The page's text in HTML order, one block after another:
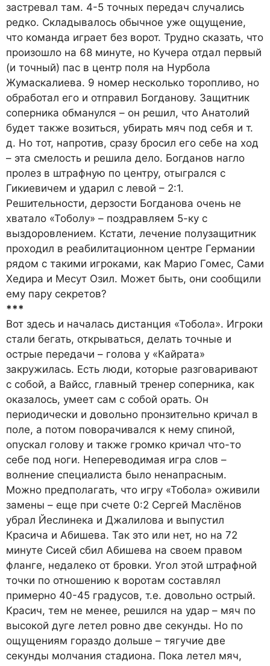
застревал там. 4-5 точных передач случались
редко. Складывалось обычное уже ощущение,
что команда играет без ворот. Трудно сказать, что
произошло на 68 минуте, но Кучера отдал первый
(и точный) пас в центр поля на Нурбола
Жумаскалиева. 9 номер несколько торопливо, но
обработал его и отправил Богданову. Защитник
соперника обманулся – он решил, что Анатолий
будет также возиться, убирать мяч под себя и т.
д. Но тот, напротив, сразу бросил его себе на ход
– эта смелость и решила дело. Богданов нагло
пролез в штрафную по центру, отыгрался с
Гикиевичем и ударил с левой – 2:1.
Решительности, дерзости Богданова очень не
хватало «Тоболу» – поздравляем 5-ку с
выздоровлением. Кстати, лечение полузащитник
проходил в реабилитационном центре Германии
рядом с такими игроками, как Марио Гомес, Сами
Хедира и Месут Озил. Может быть, они сообщили
ему пару секретов?
***
Вот здесь и началась дистанция «Тобола». Игроки
стали бегать, открываться, делать точные и
острые передачи – голова у «Кайрата»
закружилась. Есть люди, которые разговаривают
с собой, а Вайсс, главный тренер соперника, как
оказалось, умеет сам с собой орать. Он
периодически и довольно пронзительно кричал в
поле, а потом поворачивался к нему спиной,
опускал голову и также громко кричал что-то
себе под ноги. Непереводимая игра слов –
волнение специалиста было ненапрасным.
Можно предполагать, что игру «Тобола» оживили
замены – еще при счете 0:2 Сергей Маслёнов
убрал Йеслинека и Джалилова и выпустил
Красича и Абишева. Так это или нет, но на 72
минуте Сисей сбил Абишева на своем правом
фланге, недалеко от бровки. Угол этой штрафной
точки по отношению к воротам составлял
примерно 40-45 градусов, т.е. довольно острый.
Красич, тем не менее, решился на удар – мяч по
высокой дуге летел ровно две секунды. Но по
ощущениям гораздо дольше – тягучие две
секунды молчания стадиона. Пока летел мяч,